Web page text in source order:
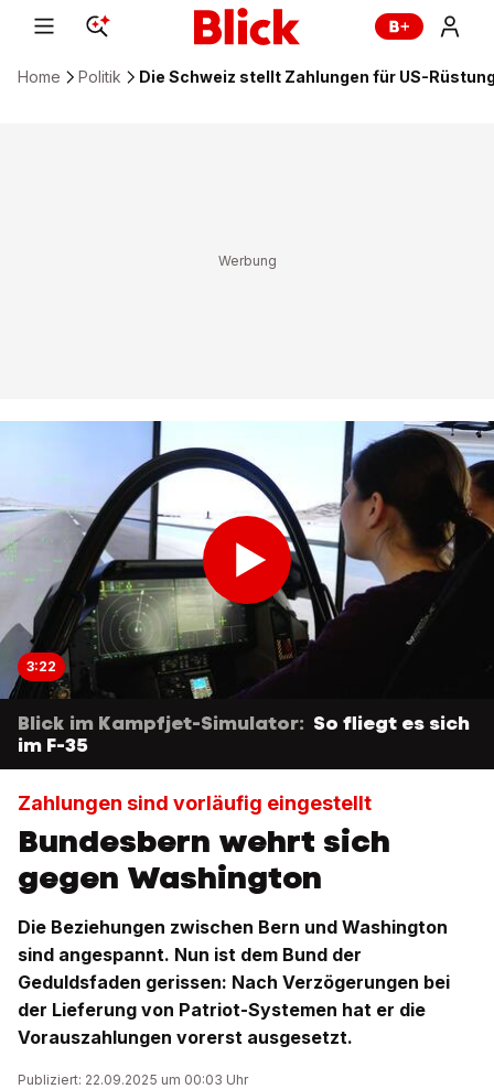
Home Politik Die Schweiz stellt Zahlungen für US-
3:22
Blick im Kampfjet-Simulator: So fliegt es sich
im F-35
Zahlungen sind vorläufig eingestellt
Bundesbern wehrt sich
gegen Washington
Die Beziehungen zwischen Bern und Washington
sind angespannt. Nun ist dem Bund der
Geduldsfaden gerissen: Nach Verzögerungen bei
der Lieferung von Patriot-Systemen hat er die
Vorauszahlungen vorerst ausgesetzt.
Publiziert: 22.09.2025 um 00:03 Uhr